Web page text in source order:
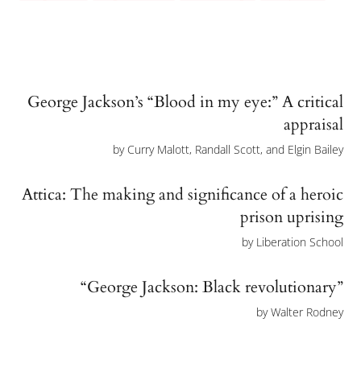
George Jackson’s “Blood in my eye:” A critical
appraisal
by Curry Malott, Randall Scott, and Elgin Bailey
Attica: The making and significance of a heroic
prison uprising
by Liberation School
“George Jackson: Black revolutionary”
byWalter Rodney